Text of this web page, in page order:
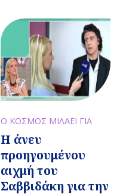
Ο ΚΟΣΜΟΣ ΜΙΛΑΕΙ ΓΙΑ
Η άνευ
προηγουμένου
αιχμή του
Σαββιδάκη για την